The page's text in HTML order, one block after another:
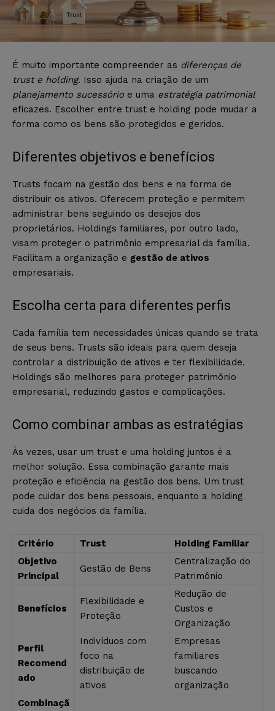
É muito importante compreender as diferenças de
trust e holding. Isso ajuda na criação de um
planejamento sucessório e uma estratégia patrimonial
eficazes. Escolher entre trust e holding pode mudar a
forma como os bens são protegidos e geridos.
Diferentes objetivos e benefícios
Trusts focam na gestão dos bens e na forma de
distribuir os ativos. Oferecem proteção e permitem
administrar bens seguindo os desejos dos
proprietários. Holdings familiares, por outro lado,
visam proteger o patrimônio empresarial da família.
Facilitam a organização e gestão de ativos
empresariais.
Escolha certa para diferentes perfis
Cada família tem necessidades únicas quando se trata
de seus bens. Trusts são ideais para quem deseja
controlar a distribuição de ativos e ter flexibilidade.
Holdings são melhores para proteger patrimônio
empresarial, reduzindo gastos e complicações.
Como combinar ambas as estratégias
Às vezes, usar um trust e uma holding juntos é a
melhor solução. Essa combinação garante mais
proteção e eficiência na gestão dos bens. Um trust
pode cuidar dos bens pessoais, enquanto a holding
cuida dos negócios da família.
Critério Trust
Holding Familiar
Objetivo
Principal
Gestão de Bens
Centralização do
Patrimônio
Benefícios
Flexibilidade e
Proteção
Redução de
Custos e
Organização
Perfil
Recomend
ado
Indivíduos com
foco na
distribuição de
ativos
Empresas
familiares
buscando
organização
Combinaçã